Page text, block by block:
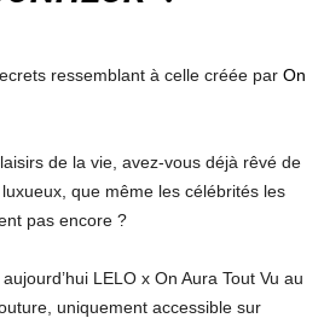
ressemblant à celle créée par On
de la vie, avez-vous déjà rêvé de
que même les célébrités les
pas encore ?
LELO x On Aura Tout Vu au
uniquement accessible sur